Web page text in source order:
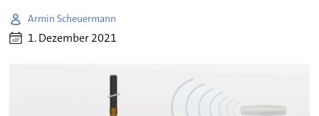
Armin Scheuermann
1. Dezember 2021